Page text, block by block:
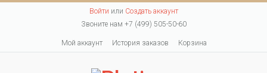
Войти или Создать аккаунт
Звоните нам +7 (499) 505-50-60
Мой аккаунт История заказов Корзина